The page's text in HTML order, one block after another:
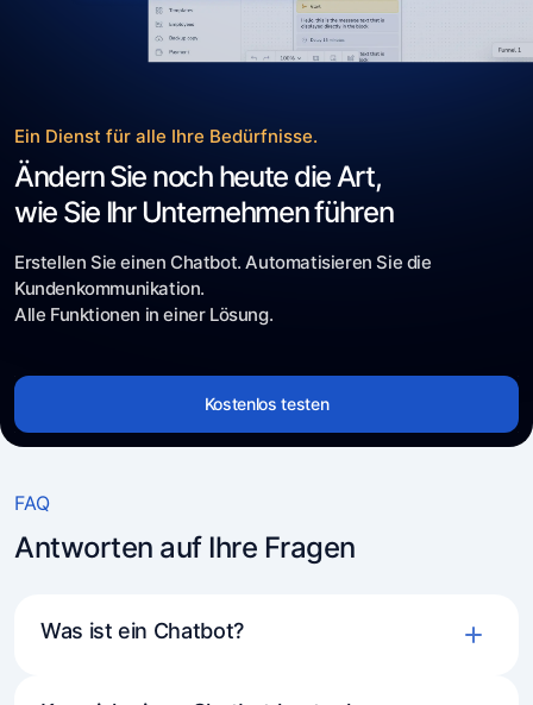
Ein Dienst für alle Ihre Bedürfnisse.
Ändern Sie noch heute die Art,
wie Sie Ihr Unternehmen führen
Erstellen Sie einen Chatbot. Automatisieren Sie die
Kundenkommunikation.
Alle Funktionen in einer Lösung.
Kostenlos testen
FAQ
Antworten auf Ihre Fragen
Was ist ein Chatbot?